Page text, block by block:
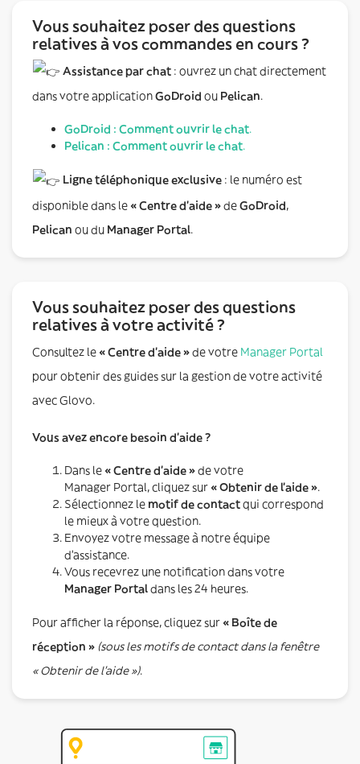
Vous souhaitez poser des questions
relatives à vos commandes en cours ?
Assistance par chat: ouvrez un chat directement
dans votre applicationGoDroid ou Pelican.
GoDroid : Comment ouvrir le chat.
Pelican : Comment ouvrir le chat.
Ligne téléphonique exclusive: le numéro est
disponible dans le « Centre d’aide »deGoDroid,
Pelican ou du Manager Portal.
Vous souhaitez poser des questions
relatives à votre activité ?
Consultez le « Centre d’aide »de votre Manager Portal
pour obtenir des guides sur la gestion de votre activité
avec Glovo.
Vous avez encore besoin d’aide ?
Dans le « Centre d’aide »de votre
Manager Portal, cliquez sur « Obtenir de l’aide ».
Sélectionnez le motif de contactqui correspond
le mieux à votre question.
Envoyez votre message à notre équipe
d’assistance.
Vous recevrez une notification dans votre
Manager Portaldans les 24 heures.
Pour afficher la réponse, cliquez sur « Boîte de
réception » (sous les motifs de contact dans la fenêtre
« Obtenir de l’aide »).